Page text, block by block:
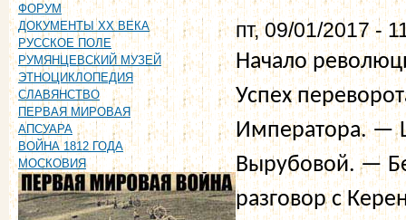
ФОРУМ
ДОКУМЕНТЫ XX ВЕКА
РУССКОЕ ПОЛЕ
РУМЯНЦЕВСКИЙ МУЗЕЙ
ЭТНОЦИКЛОПЕДИЯ
СЛАВЯНСТВО
ПЕРВАЯ МИРОВАЯ
АПСУАРА
ВОЙНА 1812 ГОДА
МОСКОВИЯ
пт, 09/01/2017 -
Начало
Успех
Императора. —
Вырубовой. —
разговор с